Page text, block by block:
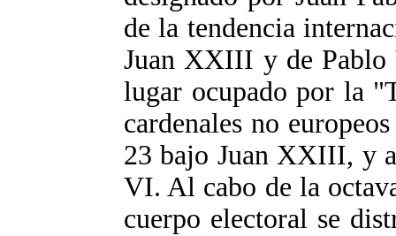
de la tendencia
Juan XXIII y de Pablo
lugar ocupado por la
cardenales no
23 bajo Juan XXIII, y
VI. Al cabo de la
cuerpo electoral se